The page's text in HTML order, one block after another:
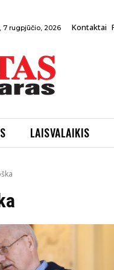
7 rugpjūčio, 2026 Kontaktai
LAISVALAIKIS